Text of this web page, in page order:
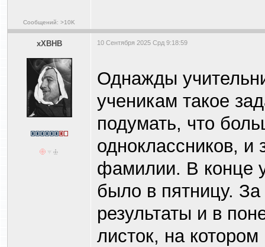
Сообщений: >10K
xXBHB 10 Сентября 2025 Срд 9:18:59
Однажды
ученикам такое
подумать, что
одноклассников, и
фамилии. В конце
было в пятницу.
результаты и в
листок, на